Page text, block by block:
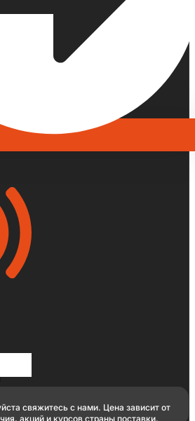
свяжитесь с нами. Цена зависит от
акций и курсов страны поставки.